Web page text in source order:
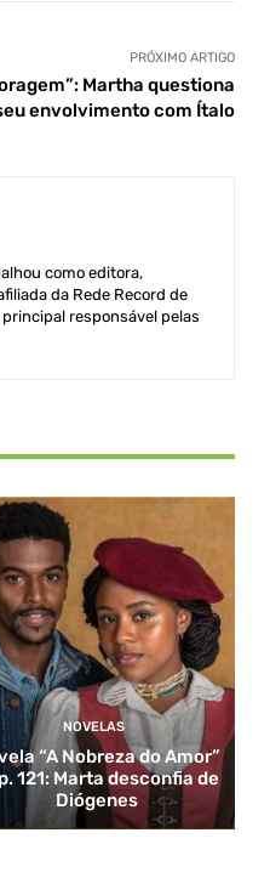
PRÓXIMO ARTIGO
Martha questiona
envolvimento com Ítalo
como editora,
da Rede Record de
responsável pelas
NOVELAS
“A Nobreza do Amor”
121: Marta desconfia de
Diógenes